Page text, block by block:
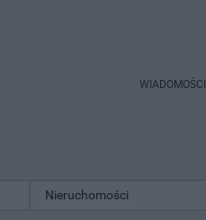
WIADOMOŚCI